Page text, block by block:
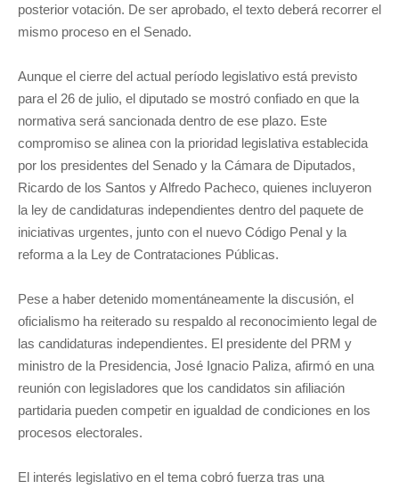
posterior votación. De ser aprobado, el texto deberá recorrer el
mismo proceso en el Senado.
Aunque el cierre del actual período legislativo está previsto
para el 26 de julio, el diputado se mostró confiado en que la
normativa será sancionada dentro de ese plazo. Este
compromiso se alinea con la prioridad legislativa establecida
por los presidentes del Senado y la Cámara de Diputados,
Ricardo de los Santos y Alfredo Pacheco, quienes incluyeron
la ley de candidaturas independientes dentro del paquete de
iniciativas urgentes, junto con el nuevo Código Penal y la
reforma a la Ley de Contrataciones Públicas.
Pese a haber detenido momentáneamente la discusión, el
oficialismo ha reiterado su respaldo al reconocimiento legal de
las candidaturas independientes. El presidente del PRM y
ministro de la Presidencia, José Ignacio Paliza, afirmó en una
reunión con legisladores que los candidatos sin afiliación
partidaria pueden competir en igualdad de condiciones en los
procesos electorales.
El interés legislativo en el tema cobró fuerza tras una